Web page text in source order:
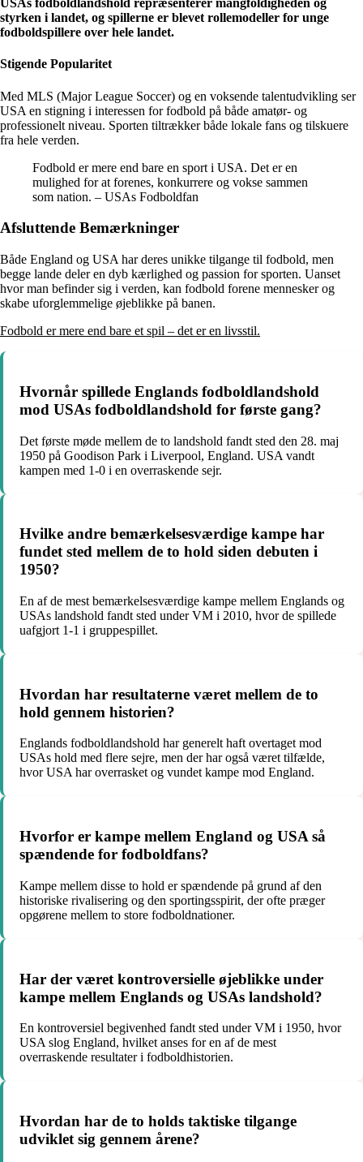
USAs fodboldlandshold repræsenterer mangfoldigheden og
styrken i landet, og spillerne er blevet rollemodeller for unge
fodboldspillere over hele landet.
Stigende Popularitet
Med MLS (Major League Soccer) og en voksende talentudvikling ser
USA en stigning i interessen for fodbold på både amatør- og
professionelt niveau. Sporten tiltrækker både lokale fans og tilskuere
fra hele verden.
Fodbold er mere end bare en sport i USA. Det er en
mulighed for at forenes, konkurrere og vokse sammen
som nation. – USAs Fodboldfan
Afsluttende Bemærkninger
Både England og USA har deres unikke tilgange til fodbold, men
begge lande deler en dyb kærlighed og passion for sporten. Uanset
hvor man befinder sig i verden, kan fodbold forene mennesker og
skabe uforglemmelige øjeblikke på banen.
Fodbold er mere end bare et spil – det er en livsstil.
Hvornår spillede Englands fodboldlandshold
mod USAs fodboldlandshold for første gang?
Det første møde mellem de to landshold fandt sted den 28. maj
1950 på Goodison Park i Liverpool, England. USA vandt
kampen med 1-0 i en overraskende sejr.
Hvilke andre bemærkelsesværdige kampe har
fundet sted mellem de to hold siden debuten i
1950?
En af de mest bemærkelsesværdige kampe mellem Englands og
USAs landshold fandt sted under VM i 2010, hvor de spillede
uafgjort 1-1 i gruppespillet.
Hvordan har resultaterne været mellem de to
hold gennem historien?
Englands fodboldlandshold har generelt haft overtaget mod
USAs hold med flere sejre, men der har også været tilfælde,
hvor USA har overrasket og vundet kampe mod England.
Hvorfor er kampe mellem England og USA så
spændende for fodboldfans?
Kampe mellem disse to hold er spændende på grund af den
historiske rivalisering og den sportingsspirit, der ofte præger
opgørene mellem to store fodboldnationer.
Har der været kontroversielle øjeblikke under
kampe mellem Englands og USAs landshold?
En kontroversiel begivenhed fandt sted under VM i 1950, hvor
USA slog England, hvilket anses for en af de mest
overraskende resultater i fodboldhistorien.
Hvordan har de to holds taktiske tilgange
udviklet sig gennem årene?